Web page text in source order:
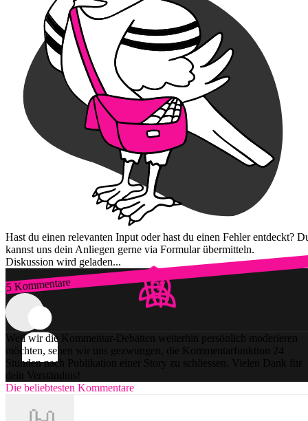
Hast du einen relevanten Input oder hast du einen Fehler entdeckt?
kannst uns dein Anliegen gerne via Formular übermitteln.
Diskussion wird geladen...
5 Kommentare
Zum Login
Weil wir die Kommentar-Debatten weiterhin persönlich moderieren
möchten, sehen wir uns gezwungen, die Kommentarfunktion 24
Stunden nach Publikation einer Story zu schliessen. Vielen Dank für
dein Verständnis!
Die beliebtesten Kommentare